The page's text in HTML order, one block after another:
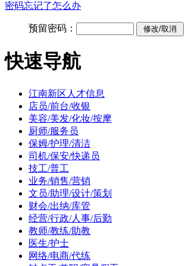
密码忘记了怎么办
预留密码：
快速导航
江南新区人才信息
店员/前台/收银
美容/美发/化妆/按摩
厨师/服务员
保姆/护理/清洁
司机/保安/快递员
技工/普工
业务/销售/营销
文员/助理/设计/策划
财会/出纳/库管
经营/行政/人事/后勤
教师/教练/助教
医生/护士
网络/电商/代练